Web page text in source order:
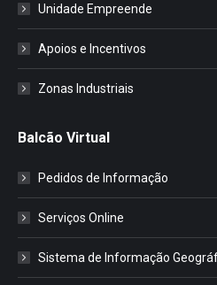
Unidade Empreende
Apoios e Incentivos
Zonas Industriais
Balcão Virtual
Pedidos de Informação
Serviços Online
Sistema de Informação